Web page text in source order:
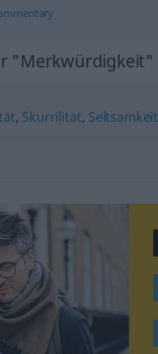
"Merkwürdigkeit"
, Skurrilität, Seltsamkeit